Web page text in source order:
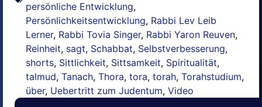
persönliche Entwicklung,
Persönlichkeitsentwicklung, Rabbi Lev Leib
Lerner, Rabbi Tovia Singer, Rabbi Yaron Reuven,
Reinheit, sagt, Schabbat, Selbstverbesserung,
shorts, Sittlichkeit, Sittsamkeit, Spiritualität,
talmud, Tanach, Thora, tora, torah, Torahstudium,
über, Uebertritt zum Judentum, Video